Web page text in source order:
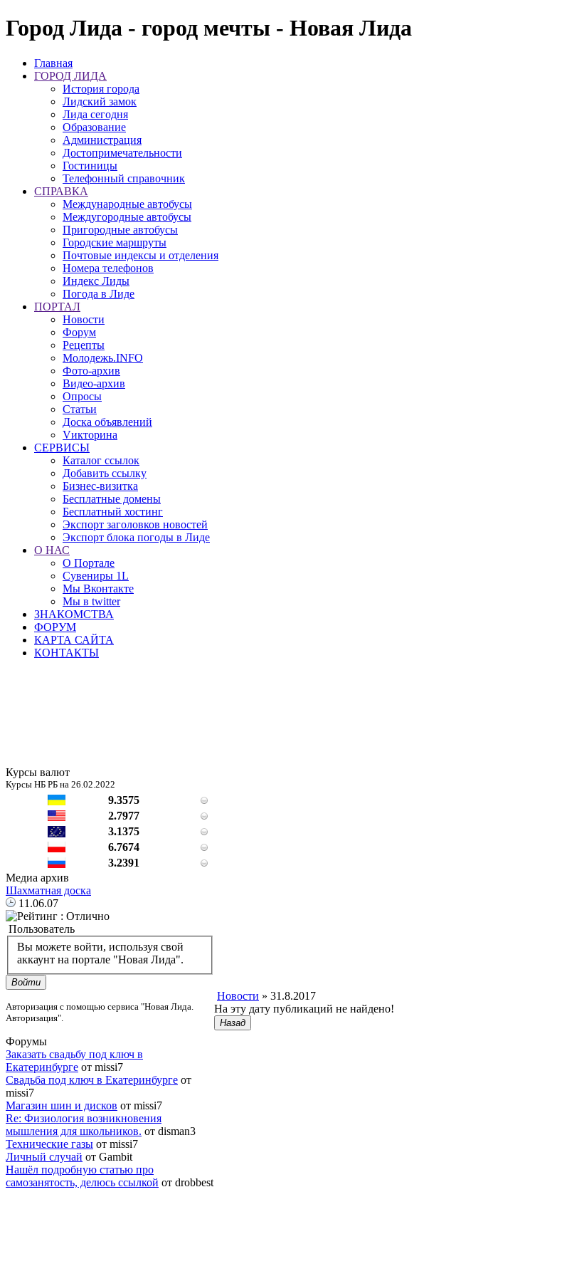
Город Лида - город мечты - Новая Лида
Главная
ГОРОД ЛИДА
История города
Лидский замок
Лида сегодня
Образование
Администрация
Достопримечательности
Гостиницы
Телефонный справочник
СПРАВКА
Международные автобусы
Междугородные автобусы
Пригородные автобусы
Городские маршруты
Почтовые индексы и отделения
Номера телефонов
Индекс Лиды
Погода в Лиде
ПОРТАЛ
Новости
Форум
Рецепты
Молодежь.INFO
Фото-архив
Видео-архив
Опросы
Статьи
Доска объявлений
Vикторина
СЕРВИСЫ
Каталог ссылок
Добавить ссылку
Бизнес-визитка
Бесплатные домены
Бесплатный хостинг
Экспорт заголовков новостей
Экспорт блока погоды в Лиде
О НАС
О Портале
Сувениры 1L
Мы Вконтакте
Мы в twitter
ЗНАКОМСТВА
ФОРУМ
КАРТА САЙТА
КОНТАКТЫ
Курсы валют
Курсы НБ РБ на 26.02.2022
9.3575
2.7977
3.1375
6.7674
3.2391
Медиа архив
Шахматная доска
11.06.07
Пользователь
Вы можете войти, используя свой
аккаунт на портале "Новая Лида".
Войти
Авторизация с помощью сервиса "Новая Лида.
Авторизация".
Форумы
Заказать свадьбу под ключ в
Екатеринбурге от missi7
Cвадьба под ключ в Екатеринбурге от
missi7
Магазин шин и дисков от missi7
Re: Физиология возникновения
мышления для школьников. от disman3
Технические газы от missi7
Личный случай от Gambit
Нашёл подробную статью про
самозанятость, делюсь ссылкой от drobbest
Новости » 31.8.2017
На эту дату публикаций не найдено!
Назад